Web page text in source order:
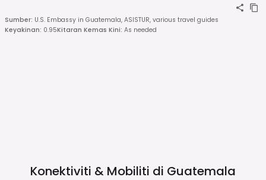
Sumber: U.S. Embassy in Guatemala, ASISTUR, various travel guides
Keyakinan: 0.95Kitaran Kemas Kini: As needed
Konektiviti & Mobiliti di Guatemala